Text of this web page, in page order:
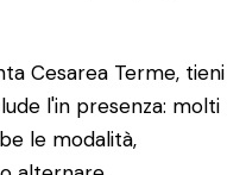
Cesarea Terme, tieni
l'in presenza: molti
le modalità,